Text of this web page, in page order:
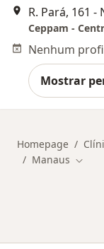
Mostrar
Homepage
Manaus